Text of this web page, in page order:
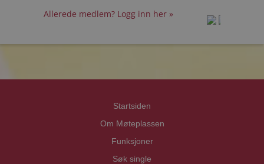
Allerede medlem? Logg inn her »
Startsiden
Om Møteplassen
Funksjoner
Søk single